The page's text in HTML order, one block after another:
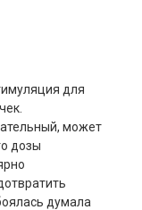
для
может
дозы
думала